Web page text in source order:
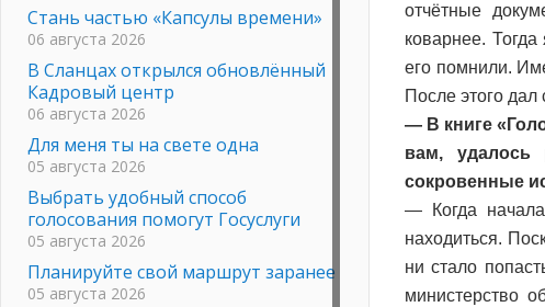
отчётные
коварнее.
его помнили.
После этого
— В книге
вам, удалось
сокровенные
— Когда
находиться.
ни стало
министерство
Стань частью «Капсулы времени»
06 августа 2026
В Сланцах открылся обновлённый
Кадровый центр
06 августа 2026
Для меня ты на свете одна
05 августа 2026
Выбрать удобный способ
голосования помогут Госуслуги
05 августа 2026
Планируйте свой маршрут заранее
05 августа 2026